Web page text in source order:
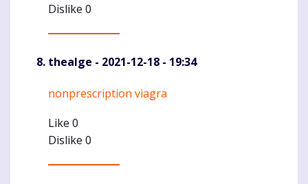
Dislike 0
thealge - 2021-12-18 - 19:34
Komentaras
nonprescription viagra
Like 0
Dislike 0